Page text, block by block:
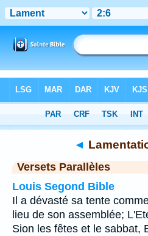
> Chapitre 2 > Verset 6
◄
Versets Parallèles
Louis Segond Bible
Il a dévasté sa tente
lieu de son assemblée;
Sion les fêtes et le sabbat,